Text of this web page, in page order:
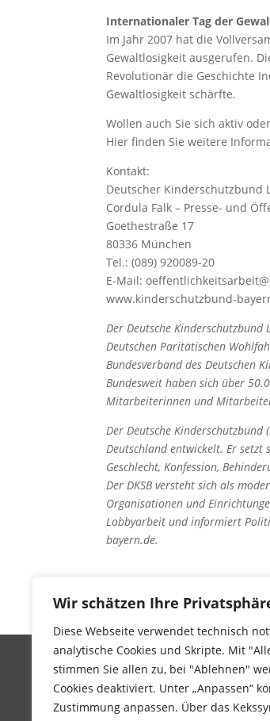
Wir schätzen Ihre
Diese Webseite verwendet technisch
analytische Cookies und Skripte. Mit
stimmen Sie allen zu, bei "Ablehnen"
Cookies deaktiviert. Unter „Anpassen“
Zustimmung anpassen. Über das
Internationaler Tag der
Im Jahr 2007 hat die
Gewaltlosigkeit ausgerufen.
Revolutionär die Geschichte
Gewaltlosigkeit schärfte.
Wollen auch Sie sich aktiv
Hier finden Sie weitere
Kontakt:
Deutscher Kinderschutzbund
Cordula Falk – Presse- und
Goethestraße 17
80336 München
Tel.: (089) 920089-20
E-Mail:
www.kinderschutzbund-
Der Deutsche
Deutschen Paritätischen
Bundesverband des Deutschen
Bundesweit haben sich über
Mitarbeiterinnen und
Der Deutsche
Deutschland entwickelt. Er setzt
Geschlecht, Konfession,
Der DKSB versteht sich als
Organisationen und
Lobbyarbeit und informiert
bayern.de.
Impressum